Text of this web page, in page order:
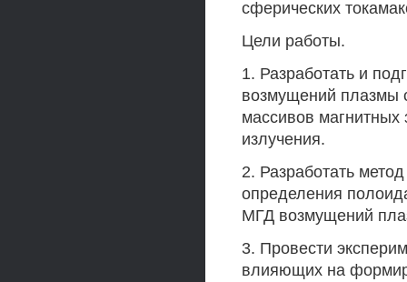
сферических
Цели работы.
1. Разработать и
возмущений плазмы
массивов магнитных
излучения.
2. Разработать
определения
МГД возмущений
3. Провести
влияющих на